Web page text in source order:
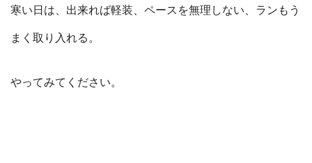
寒い日は、出来れば軽装、ペースを無理しない、ランもう
まく取り入れる。
やってみてください。